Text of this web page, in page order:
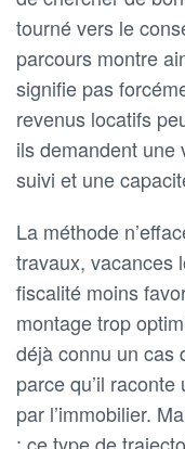
tourné vers le
parcours montre
signifie pas
revenus locatifs
ils demandent une
suivi et une
La méthode
travaux, vacances
fiscalité moins
montage trop
déjà connu un cas
parce qu’il
par l’immobilier.